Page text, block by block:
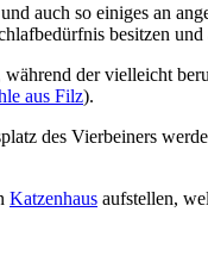
auch so einiges an
besitzen und
während der vielleicht
aus Filz).
des Vierbeiners
Katzenhaus aufstellen,